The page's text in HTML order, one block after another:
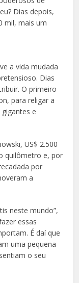
Dias depois,
mil, mais um
a vida mudada
Dias
O primeiro
para religar a
e
US$ 2.500
quilômetro e, por
por
a
neste mundo”,
essas
É daí que
uma pequena
o seu